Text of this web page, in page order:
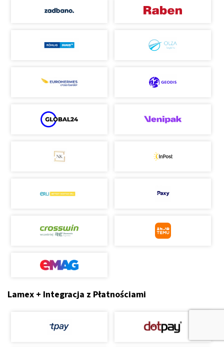
Lamex + Integracja z Płatnościami